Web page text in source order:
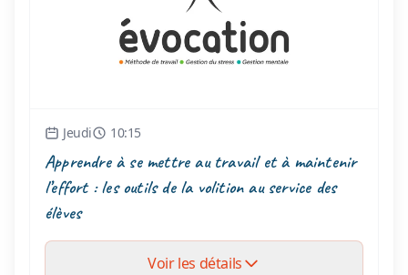
Jeudi 10:15
Apprendre à se mettre au travail et à maintenir
l’effort : les outils de la volition au service des
élèves
Voir les détails